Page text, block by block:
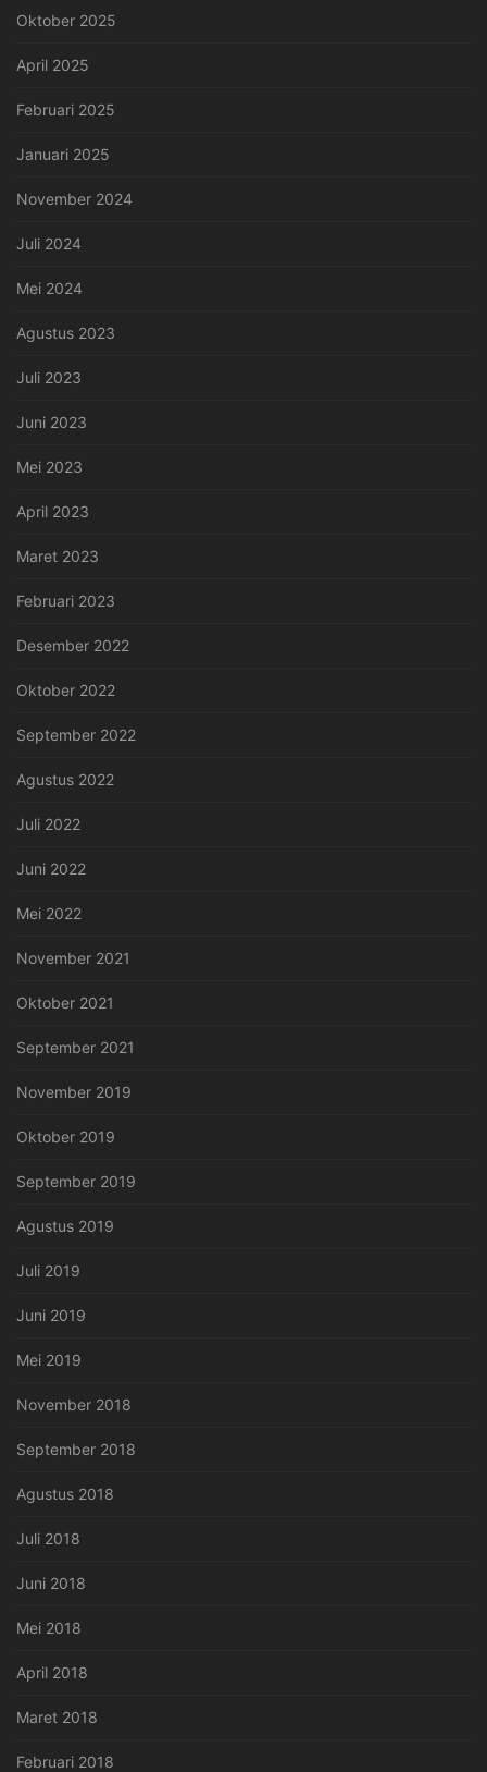
Oktober 2025
April 2025
Februari 2025
Januari 2025
November 2024
Juli 2024
Mei 2024
Agustus 2023
Juli 2023
Juni 2023
Mei 2023
April 2023
Maret 2023
Februari 2023
Desember 2022
Oktober 2022
September 2022
Agustus 2022
Juli 2022
Juni 2022
Mei 2022
November 2021
Oktober 2021
September 2021
November 2019
Oktober 2019
September 2019
Agustus 2019
Juli 2019
Juni 2019
Mei 2019
November 2018
September 2018
Agustus 2018
Juli 2018
Juni 2018
Mei 2018
April 2018
Maret 2018
Februari 2018